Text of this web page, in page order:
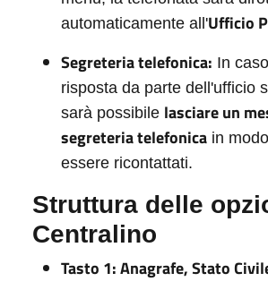
automaticamente all'Ufficio
Segreteria telefonica: In
risposta da parte dell'ufficio
sarà possibile lasciare un
segreteria telefonica in
essere ricontattati.
Struttura delle
Centralino
Tasto 1: Anagrafe, Stato